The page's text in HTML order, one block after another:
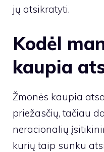
jų atsikratyti.
Kodėl
kaupia
Žmonės kaupia
priežasčių, tačiau
neracionalių
kurių taip sunku